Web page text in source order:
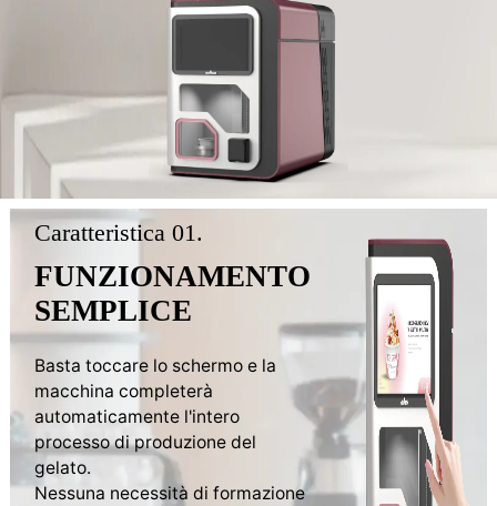
Caratteristica 01.
FUNZIONAMENTO
SEMPLICE
Basta toccare lo schermo e la
macchina completerà
automaticamente l'intero
processo di produzione del
gelato.
Nessuna necessità di formazione